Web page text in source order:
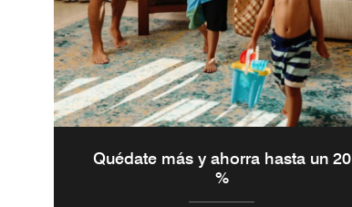
Quédate más y ahorra hasta un 20
%